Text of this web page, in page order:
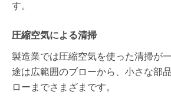
す。
圧縮空気による清掃
製造業では圧縮空気を使った清掃が
途は広範囲のブローから、小さな部
ローまでさまざまです。